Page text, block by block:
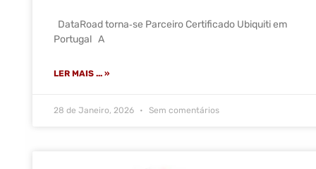
DataRoad torna‑se Parceiro Certificado Ubiquiti em
Portugal A
LER MAIS ... »
28 de Janeiro, 2026 Sem comentários